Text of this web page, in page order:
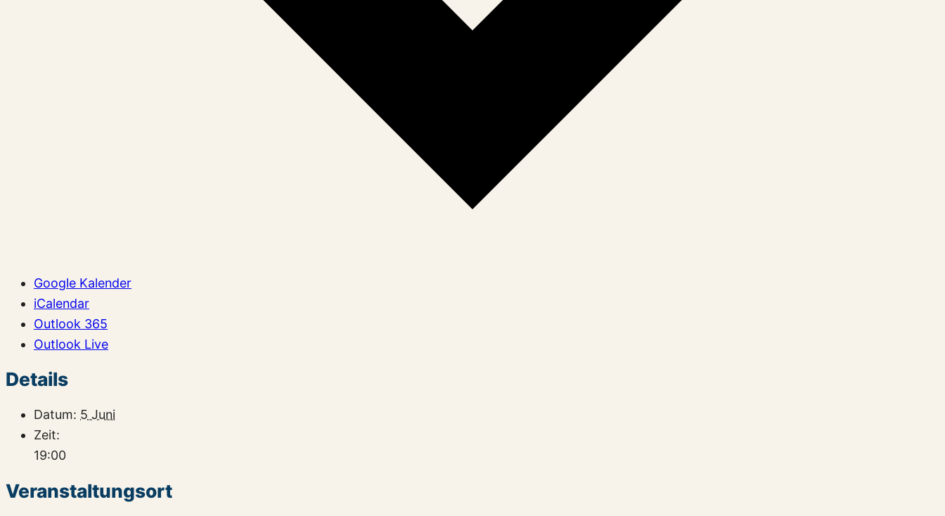
Google Kalender
iCalendar
Outlook 365
Outlook Live
Details
Datum: 5 Juni
Zeit:
19:00
Veranstaltungsort